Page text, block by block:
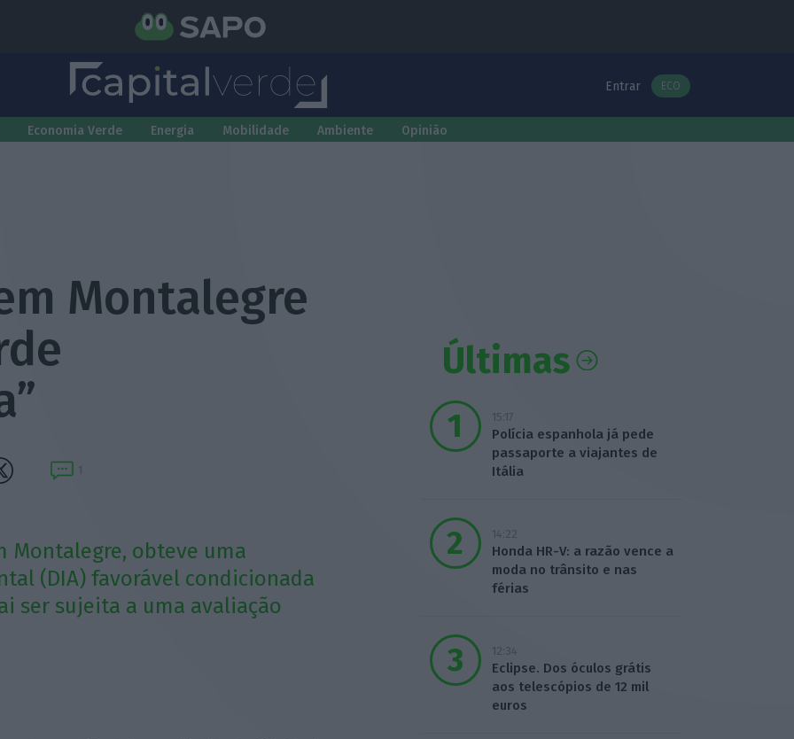
Entrar ECO
Economia Verde Energia Mobilidade Ambiente Opinião
Montalegre
1
Montalegre, obteve uma
(DIA) favorável condicionada
ser sujeita a uma avaliação
Últimas
15:17
Polícia espanhola já pede
passaporte a viajantes de
Itália
14:22
Honda HR-V: a razão vence a
moda no trânsito e nas
férias
12:34
Eclipse. Dos óculos grátis
aos telescópios de 12 mil
euros